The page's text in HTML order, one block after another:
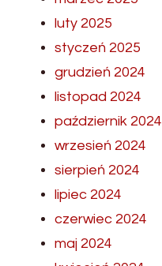
luty 2025
styczeń 2025
grudzień 2024
listopad 2024
październik 2024
wrzesień 2024
sierpień 2024
lipiec 2024
czerwiec 2024
maj 2024